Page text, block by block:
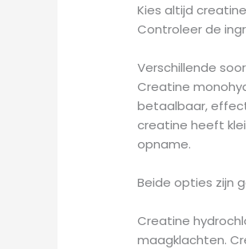
Kies altijd
Controleer de
Verschillende
Creatine
betaalbaar,
creatine heeft
opname.
Beide opties zijn
Creatine
maagklachten.